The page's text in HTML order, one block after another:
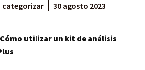
categorizar 30 agosto 2023
Cómo utilizar un kit de análisis